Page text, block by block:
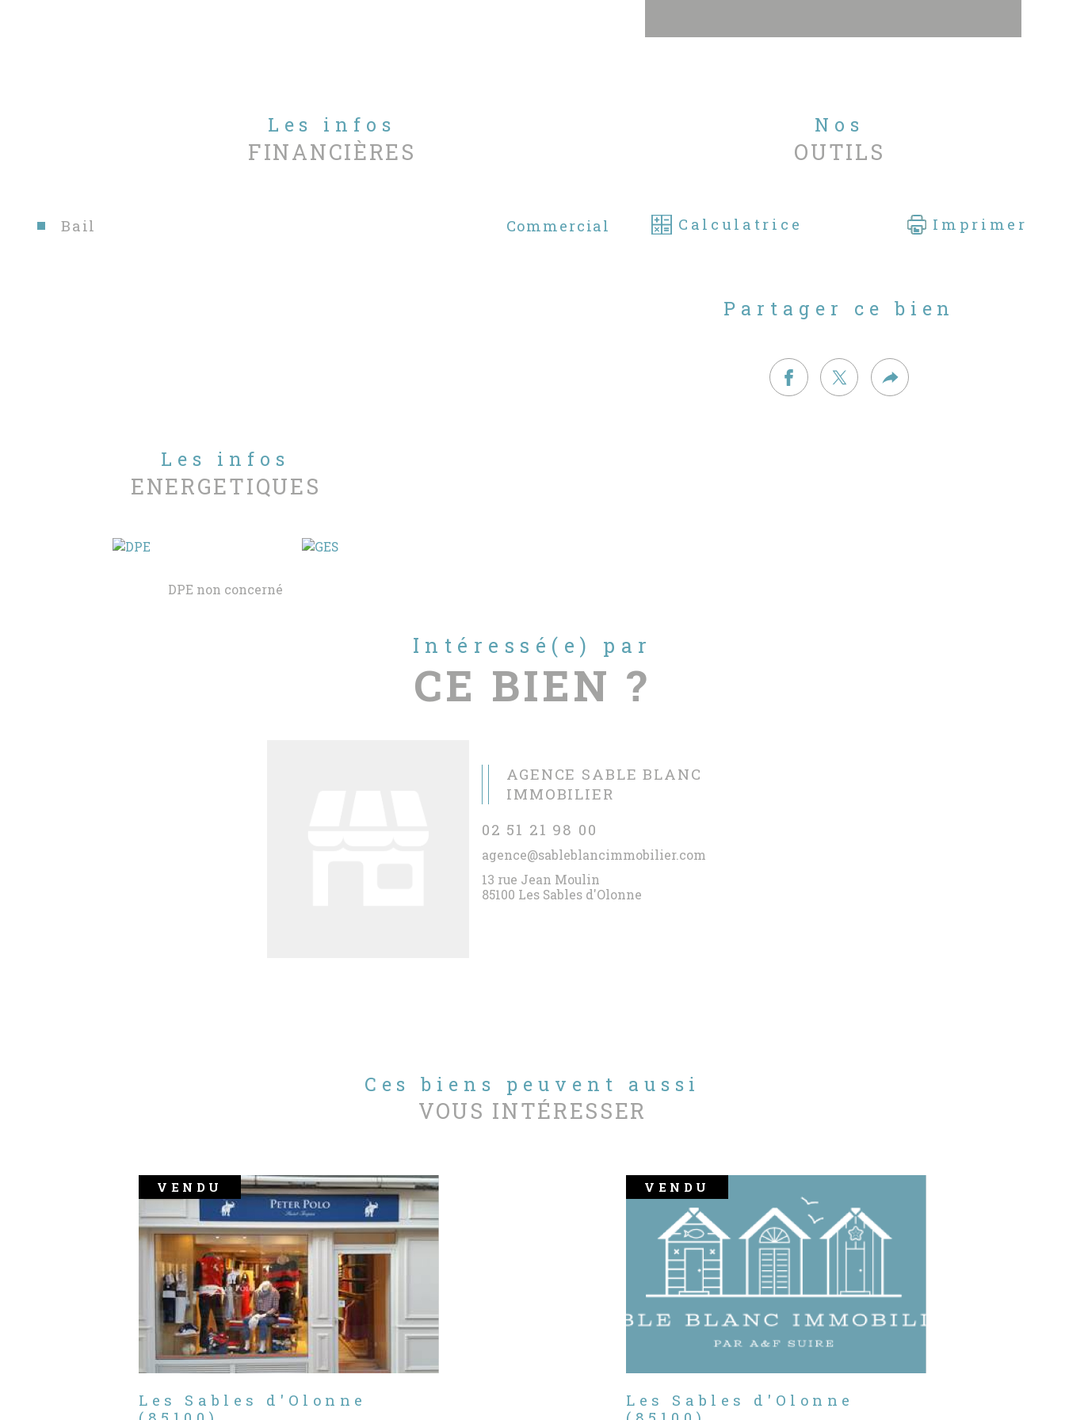
Les infos
FINANCIÈRES
Bail Commercial
Nos
OUTILS
Calculatrice Imprimer
Partager ce bien
Les infos
ENERGETIQUES
DPE non concerné
Intéressé(e) par
CE BIEN ?
AGENCE SABLE BLANC
IMMOBILIER
02 51 21 98 00
agence@sableblancimmobilier.com
13 rue Jean Moulin
85100 Les Sables d'Olonne
Ces biens peuvent aussi
VOUS INTÉRESSER
VENDU
Les Sables d'Olonne
VENDU
Les Sables d'Olonne